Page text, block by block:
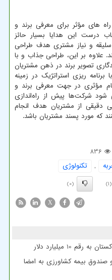
راه های مؤثر برای معرفی برند و
درست این هدایا بسیار حائز
و نیاز مشتری هدف طراحی
علاوه بر این، طراحی جذاب و با
تصویر برند در ذهن مشتریان
ریزی استراتژیک در زمینه
گام مؤثری در جهت معرفی برند و
شود شرکت‌ها پیش از راه‌اندازی
دقیقی از مشتریان هدف انجام
که مورد پسند مشتریان باشد.
836
,
تكنولوژی
(1)
(0)
X
10 میلیارد دلار
و صندوق بیمه کشاورزی به امضا